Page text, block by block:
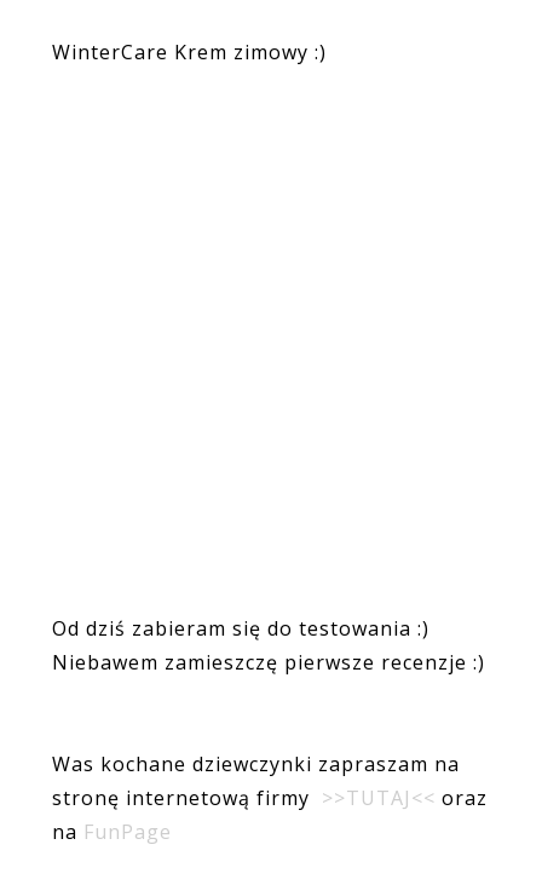
WinterCare Krem zimowy :)
Od dziś zabieram się do testowania :)
Niebawem zamieszczę pierwsze recenzje :)
Was kochane dziewczynki zapraszam na
stronę internetową firmy >>TUTAJ<< oraz
na FunPage